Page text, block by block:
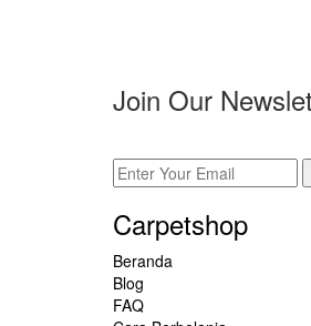
Join Our
Carpetshop
Beranda
Blog
FAQ